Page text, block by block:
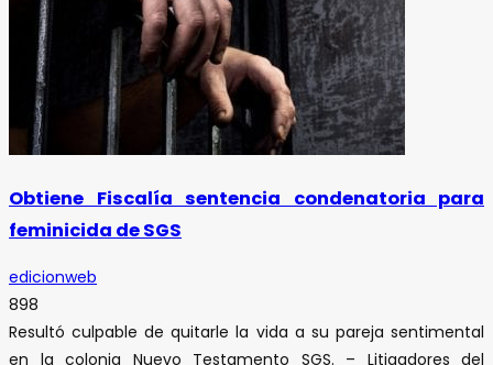
Obtiene Fiscalía sentencia condenatoria para
feminicida de SGS
edicionweb
898
Resultó culpable de quitarle la vida a su pareja sentimental
en la colonia Nuevo Testamento SGS. – Litigadores del